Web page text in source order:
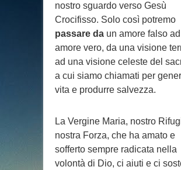
nostro sguardo verso Gesù
Crocifisso. Solo così potremo
passare da un amore falso
amore vero, da una visione
ad una visione celeste del
a cui siamo chiamati per
vita e produrre salvezza.
La Vergine Maria, nostro
nostra Forza, che ha amato e
sofferto sempre radicata nella
volontà di Dio, ci aiuti e ci